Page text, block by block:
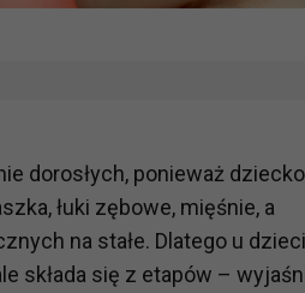
dorosłych, ponieważ dziecko
łuki zębowe, mięśnie, a
na stałe. Dlatego u dzieci
składa się z etapów –